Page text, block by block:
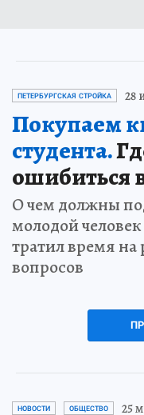
ПЕТЕРБУРГСКАЯ СТРОЙКА 28
Покупаем
студента.
ошибиться
О чем должны
молодой
тратил время
вопросов
НОВОСТИ ОБЩЕСТВО 25